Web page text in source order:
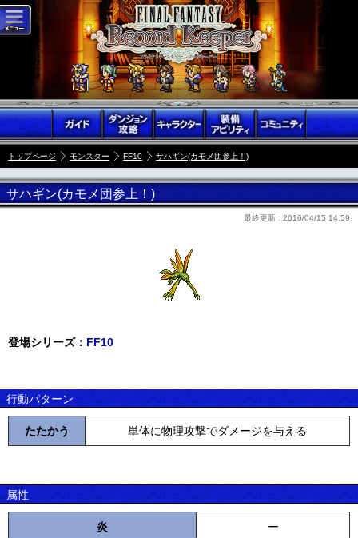
トップページ モンスター FF10 サハギン(カモメ団参上！)
サハギン(カモメ団参上！)
最終更新 : 2016/04/15 14:59
登場シリーズ： FF10
行動パターン
たたかう 単体に物理攻撃でダメージを与える
属性
炎 ー